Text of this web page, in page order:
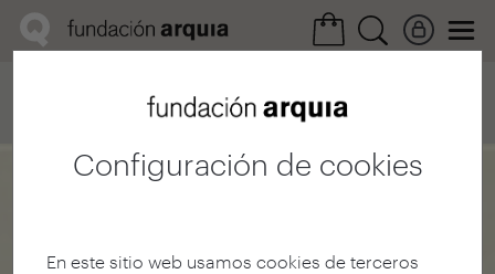
Configuración de cookies
En este sitio web usamos cookies de terceros
Ficha realización